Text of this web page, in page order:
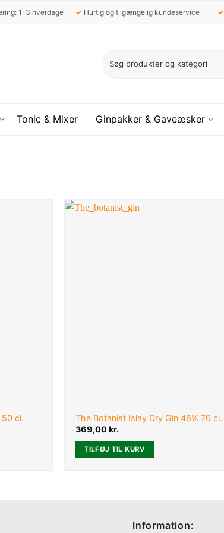
1-3 hverdage ✓ Hurtig og tilgængelig kundeservice ✓
efter:
Tonic & Mixer Ginpakker & Gaveæsker
50 cl.
The Botanist Islay Dry Gin 46% 70 cl.
369,00kr.
TILFØJ TIL KURV
Information: